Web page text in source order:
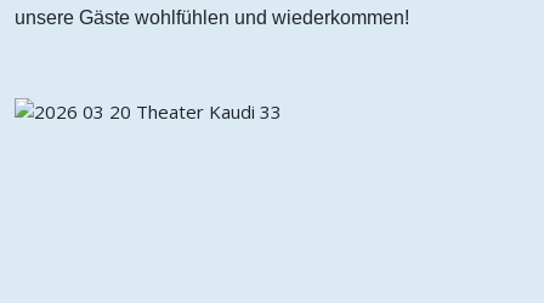
unsere Gäste wohlfühlen und wiederkommen!